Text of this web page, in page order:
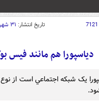
7121 تاریخ انتشار: ۳۱ شهریور ۱۳۸۹ - ۱۱:۱۱
دياسپورا هم مانند فيس